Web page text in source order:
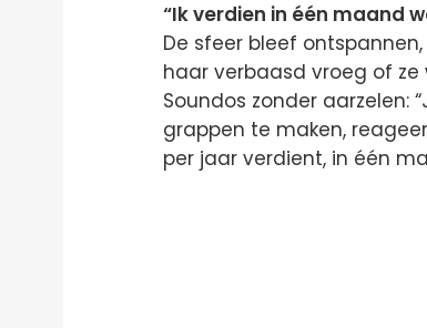
“Ik verdien in één maand
De sfeer bleef
haar verbaasd vroeg of ze
Soundos zonder aarzelen:
grappen te maken,
per jaar verdient, in één